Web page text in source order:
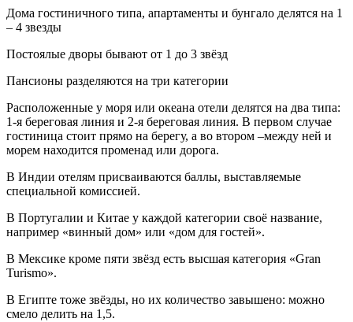
Дома гостиничного типа, апартаменты и бунгало делятся на 1
– 4 звезды
Постоялые дворы бывают от 1 до 3 звёзд
Пансионы разделяются на три категории
Расположенные у моря или океана отели делятся на два типа:
1-я береговая линия и 2-я береговая линия. В первом случае
гостиница стоит прямо на берегу, а во втором –между ней и
морем находится променад или дорога.
В Индии отелям присваиваются баллы, выставляемые
специальной комиссией.
В Португалии и Китае у каждой категории своё название,
например «винный дом» или «дом для гостей».
В Мексике кроме пяти звёзд есть высшая категория «Gran
Turismo».
В Египте тоже звёзды, но их количество завышено: можно
смело делить на 1,5.